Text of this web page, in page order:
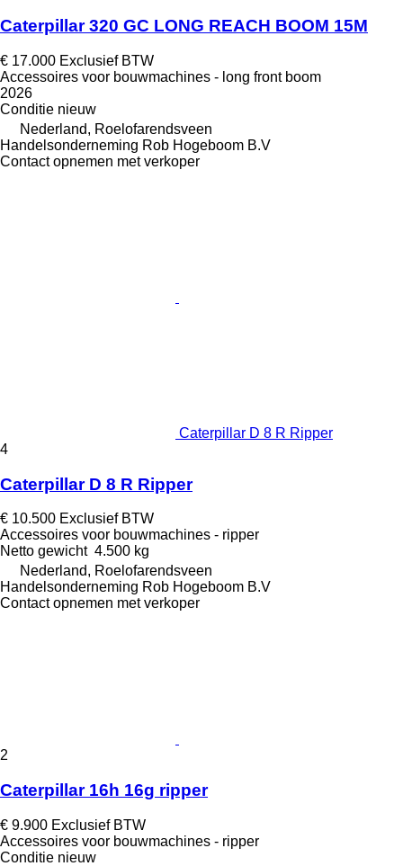
Caterpillar 320 GC LONG REACH BOOM 15M
€ 17.000 Exclusief BTW
Accessoires voor bouwmachines - long front boom
2026
Conditie nieuw
Nederland, Roelofarendsveen
Handelsonderneming Rob Hogeboom B.V
Contact opnemen met verkoper
Caterpillar D 8 R Ripper
4
Caterpillar D 8 R Ripper
€ 10.500 Exclusief BTW
Accessoires voor bouwmachines - ripper
Netto gewicht 4.500 kg
Nederland, Roelofarendsveen
Handelsonderneming Rob Hogeboom B.V
Contact opnemen met verkoper
2
Caterpillar 16h 16g ripper
€ 9.900 Exclusief BTW
Accessoires voor bouwmachines - ripper
Conditie nieuw